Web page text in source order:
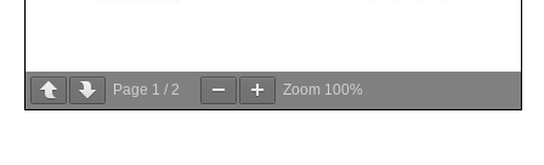
Page 1 / 2 Zoom 100%